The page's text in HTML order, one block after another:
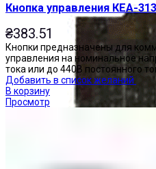
Кнопка управления КЕА-
₴383.51
Кнопки предназначены для
управления на номинальное
тока или до 440В постоянного
Добавить в список желаний
В корзину
Просмотр